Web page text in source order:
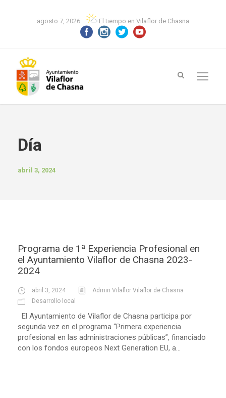
agosto 7, 2026 El tiempo en Vilaflor de Chasna
Día
abril 3, 2024
Programa de 1ª Experiencia Profesional en
el Ayuntamiento Vilaflor de Chasna 2023-
2024
abril 3, 2024
Admin Vilaflor Vilaflor de Chasna
Desarrollo local
El Ayuntamiento de Vilaflor de Chasna participa por
segunda vez en el programa “Primera experiencia
profesional en las administraciones públicas”, financiado
con los fondos europeos Next Generation EU, a...